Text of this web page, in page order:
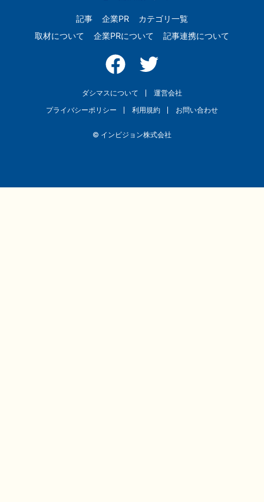
記事 企業PR
カテゴリ一覧
取材について
企業PRについて 記事連携について
ダシマスについて
運営会社
プライバシーポリシー
利用規約 お問い合わせ
© インビジョン株式会社